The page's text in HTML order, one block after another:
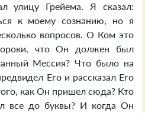
улицу Грейема. Я сказал:
к моему сознанию, но я
вопросов. О Ком это
что Он должен был
Мессия? Что было на
Его и рассказал Его
как Он пришел сюда? Кто
все до буквы? И когда Он